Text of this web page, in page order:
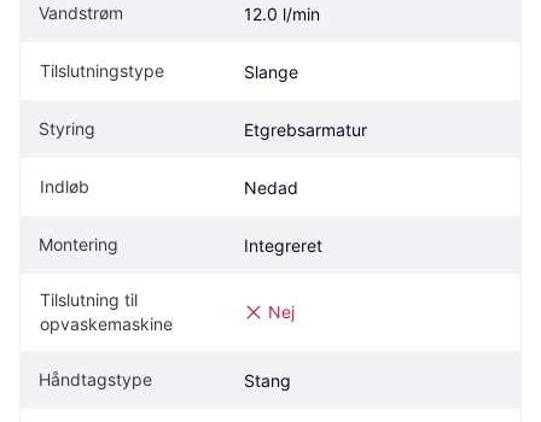
Vandstrøm 12.0 l/min
Tilslutningstype Slange
Styring Etgrebsarmatur
Indløb Nedad
Montering Integreret
Tilslutning til
opvaskemaskine
Nej
Håndtagstype Stang